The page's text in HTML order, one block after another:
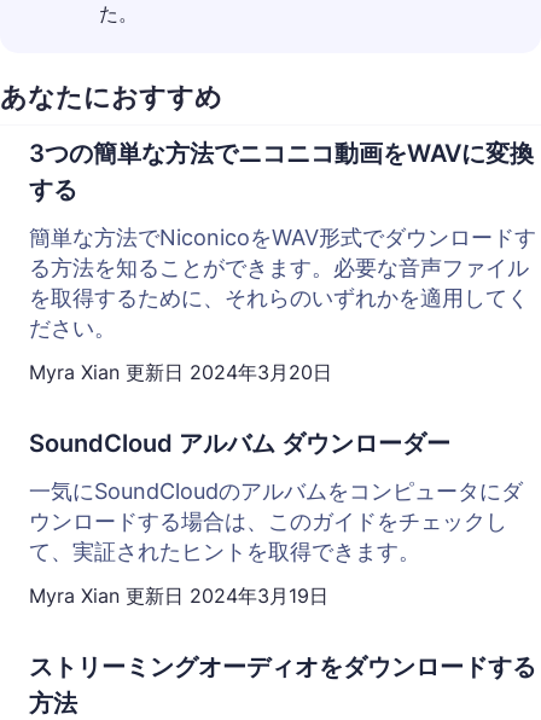
た。
あなたにおすすめ
3つの簡単な方法でニコニコ動画をWAVに変換
する
簡単な方法でNiconicoをWAV形式でダウンロードす
る方法を知ることができます。必要な音声ファイル
を取得するために、それらのいずれかを適用してく
ださい。
Myra Xian 更新日 2024年3月20日
SoundCloud アルバム ダウンローダー
一気にSoundCloudのアルバムをコンピュータにダ
ウンロードする場合は、このガイドをチェックし
て、実証されたヒントを取得できます。
Myra Xian 更新日 2024年3月19日
ストリーミングオーディオをダウンロードする
方法